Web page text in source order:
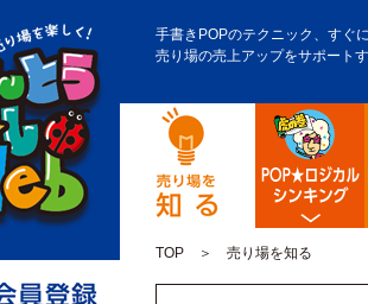
手書きPOPのテクニック、すぐ
売り場の売上アップをサポート
TOP＞ 売り場を知る